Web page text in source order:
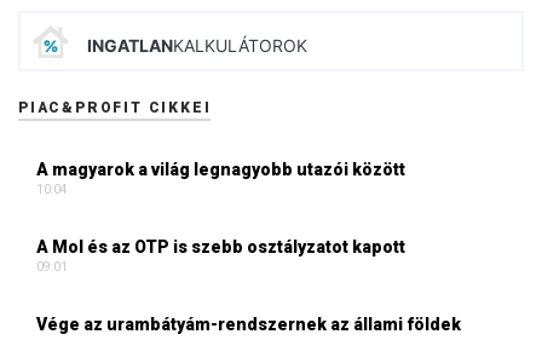
INGATLANKALKULÁTOROK
PIAC&PROFIT CIKKEI
A magyarok a világ legnagyobb utazói között
10:04
A Mol és az OTP is szebb osztályzatot kapott
09:01
Vége az urambátyám-rendszernek az állami földek